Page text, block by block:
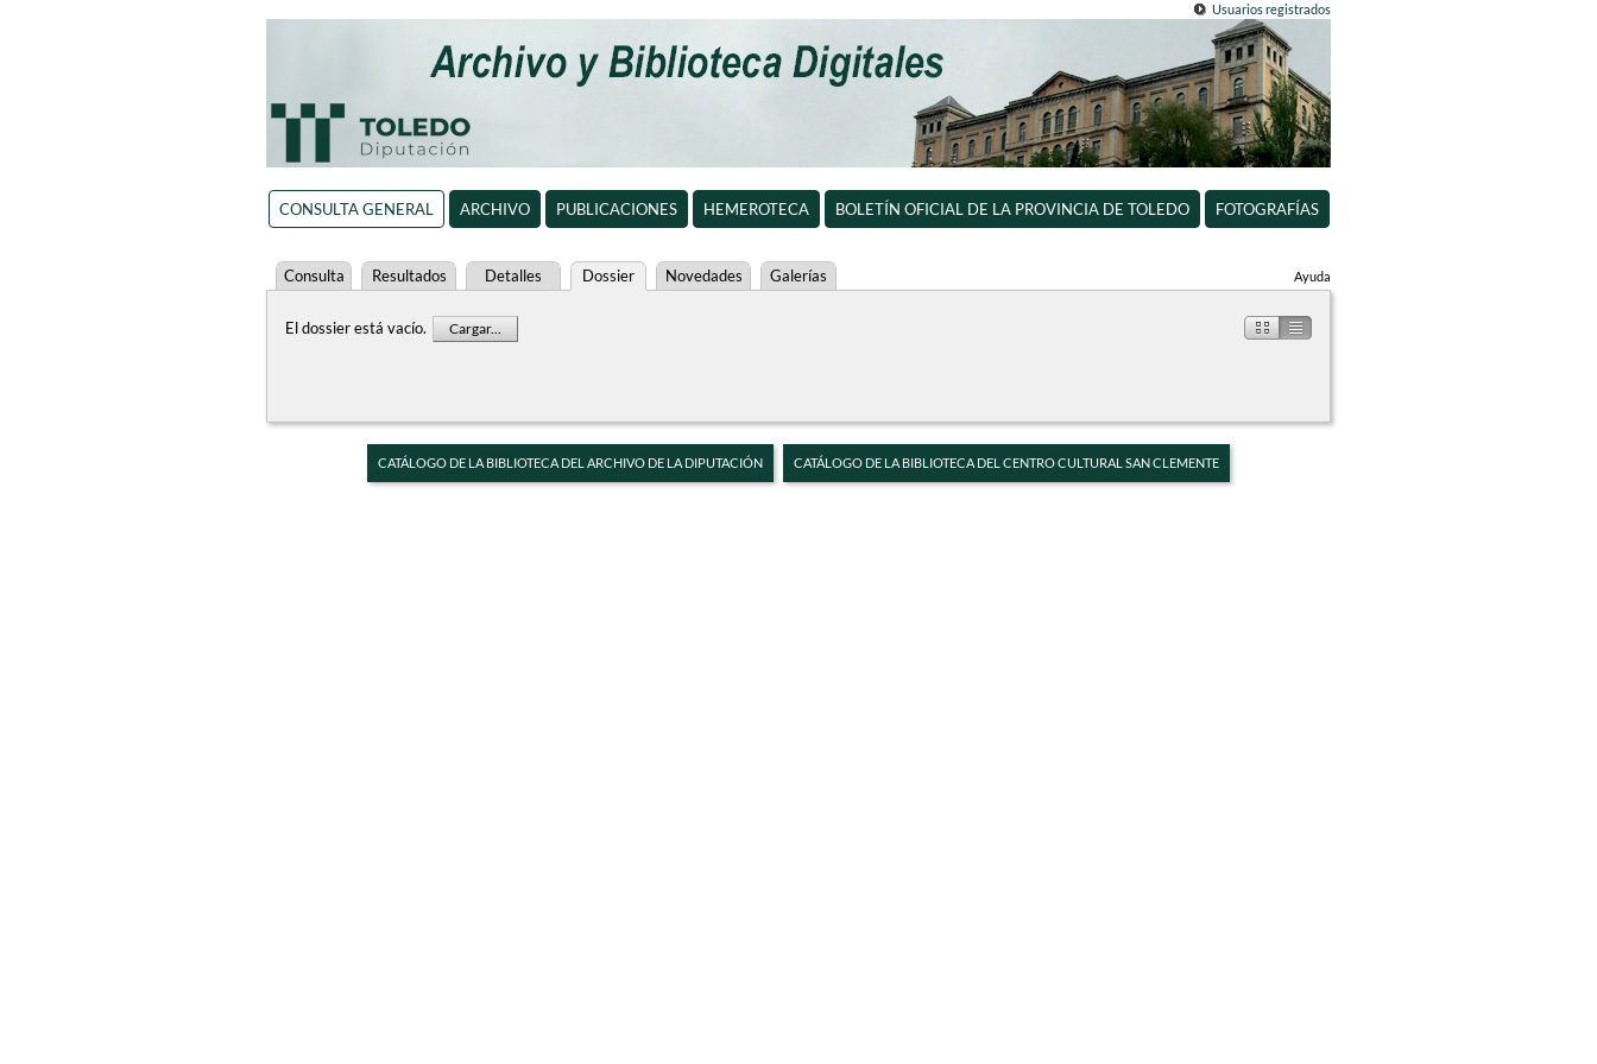
Usuarios registrados
CONSULTA GENERAL ARCHIVO PUBLICACIONES HEMEROTECA BOLETÍN OFICIAL DE LA PROVINCIA DE TOLEDO FOTOGRAFÍAS
Ayuda
Consulta Resultados Detalles Dossier Novedades Galerías
El dossier está vacío. Cargar...
CATÁLOGO DE LA BIBLIOTECA DEL ARCHIVO DE LA DIPUTACIÓN CATÁLOGO DE LA BIBLIOTECA DEL CENTRO CULTURAL SAN CLEMENTE